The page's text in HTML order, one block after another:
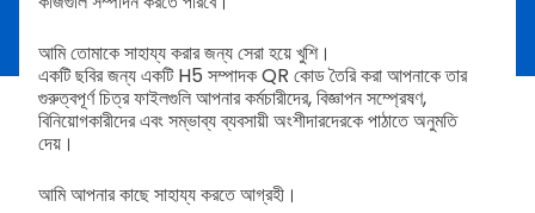
আমি তোমাকে সাহায্য করার জন্য সেরা হয়ে খুশি।
একটি ছবির জন্য একটি H5 সম্পাদক QR কোড তৈরি করা আপনাকে তার
গুরুত্বপূর্ণ চিত্র ফাইলগুলি আপনার কর্মচারীদের, বিজ্ঞাপন সম্প্রেষণ,
বিনিয়োগকারীদের এবং সম্ভাব্য ব্যবসায়ী অংশীদারদেরকে পাঠাতে অনুমতি
দেয়।
আমি আপনার কাছে সাহায্য করতে আগ্রহী।